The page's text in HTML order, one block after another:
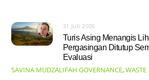
31 Juli 2026
Turis Asing Menangis
Pergasingan Ditutup
Evaluasi
SAVINA MUDZALIFAH GOVERNANCE,WASTE